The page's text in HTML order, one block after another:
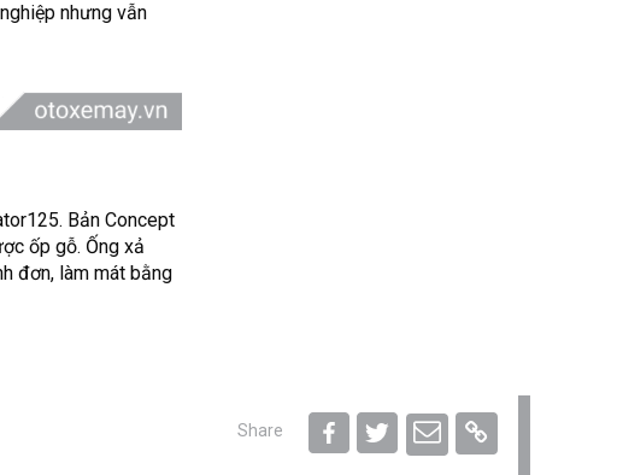
nhưng vẫn
Bản Concept
ốp gỗ. Ống xả
đơn, làm mát bằng
Share